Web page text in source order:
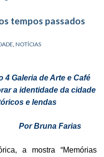
tempos passados
NOTÍCIAS
Galeria de Arte e Café
a identidade da cidade
e lendas
Por Bruna Farias
a mostra “Memórias